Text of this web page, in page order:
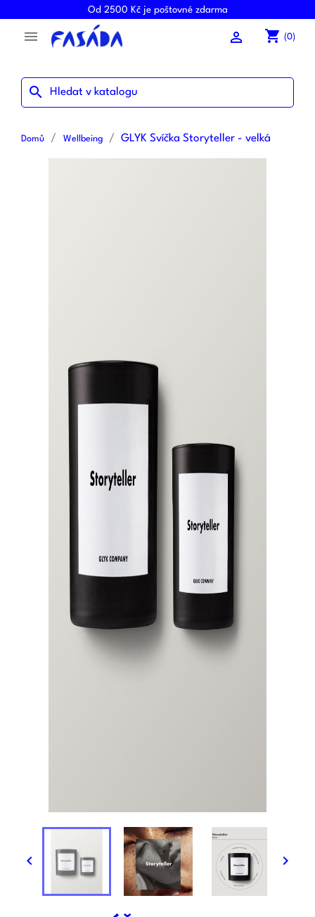
Od 2500 Kč je poštovné zdarma
 shopping_cart (0)

search
Domů Wellbeing GLYK Svíčka Storyteller - velká
 